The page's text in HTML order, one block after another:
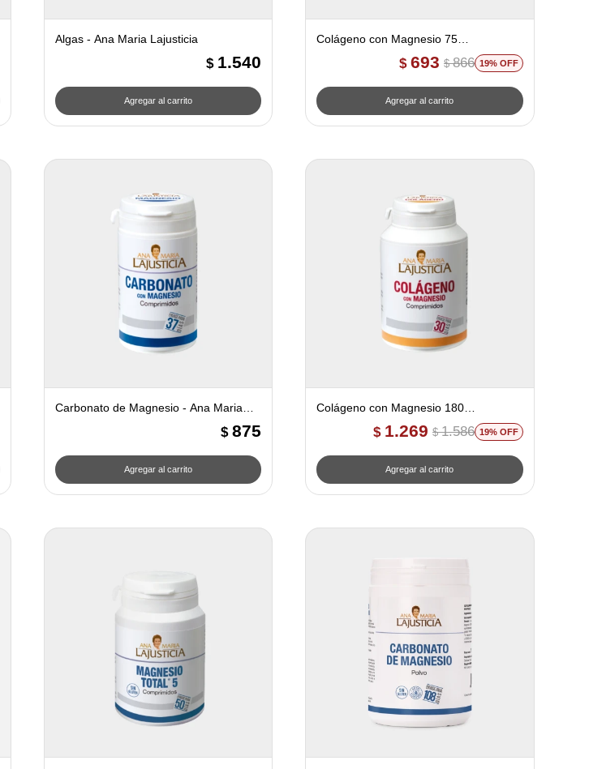
Algas - Ana Maria Lajusticia
$ 1.540
Colágeno con Magnesio 75
comprimidos - Ana Maria Lajusticia
$ 693 $ 866 19
Carbonato de Magnesio - Ana Maria
$ 875
Colágeno con Magnesio 180
comprimidos - Ana Maria Lajusticia
$ 1.269 $ 1.586 19